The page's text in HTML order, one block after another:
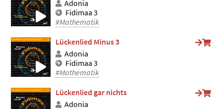
Adonia
Fidimaa 3
#Mathematik
Lückenlied Minus 3
Adonia
Fidimaa 3
#Mathematik
Lückenlied gar nichts
Adonia